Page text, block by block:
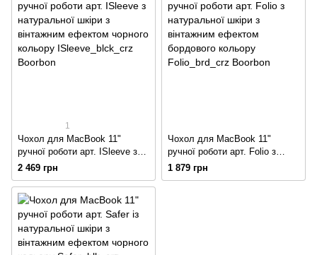
1
Чохол для MacBook 11"
ручної роботи арт. ISleeve з
натуральної шкіри з
кольору
2 469 грн
Чохол для MacBook 11"
ручної роботи арт. Folio з
натуральної шкіри з
1 879 грн